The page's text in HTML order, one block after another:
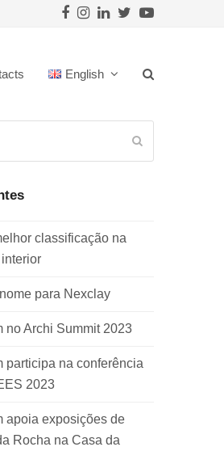
Facebook
Instagram
LinkedIn
Twitter
English
classificação na
para Nexclay
no Archi Summit 2023
participa na conferência
2023
apoia exposições de
Rocha na Casa da